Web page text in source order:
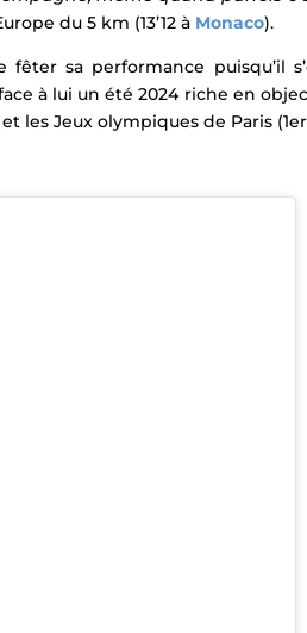
du 5 km (13’12 à Monaco).
fêter sa performance puisqu’il
à lui un été 2024 riche en
les Jeux olympiques de Paris